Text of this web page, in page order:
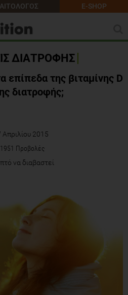
E-SHOP
ΔΙΑΤΡΟΦΗΣ
της βιταμίνης D
διατροφής;
Απριλίου 2015
Προβολές
να διαβαστεί